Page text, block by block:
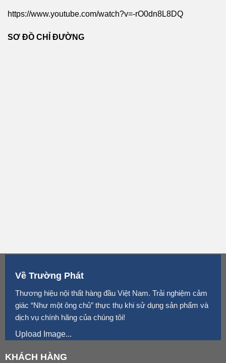
https://www.youtube.com/watch?v=-rO0dn8L8DQ
SƠ ĐỒ CHỈ ĐƯỜNG
Về Trường Phát
Thương hiệu nội thất hàng đầu Việt Nam. Trải nghiệm cảm
giác “Như một ông chủ” thực thụ khi sử dụng sản phẩm và
dịch vụ chính hãng của chúng tôi!
Upload Image...
KHÁCH HÀNG